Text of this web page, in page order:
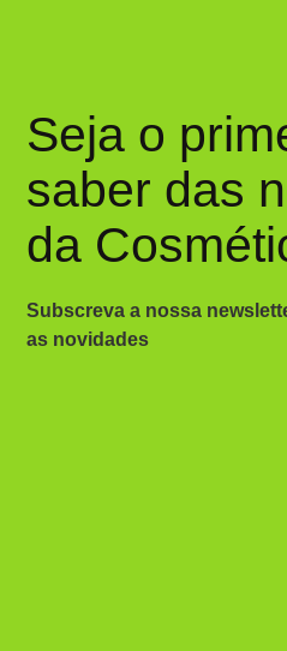
Seja o
saber das
da
Subscreva a nossa
as novidades